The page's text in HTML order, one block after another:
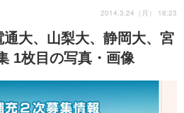
通大、山梨大、静岡大、宮
1枚目の写真・画像
2014.3.24（月） 18:23